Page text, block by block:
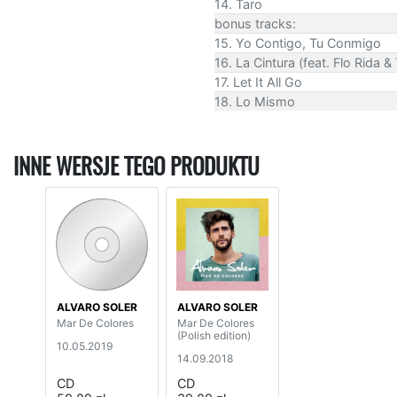
14. Taro
bonus tracks:
15. Yo Contigo, Tu Conmigo
16. La Cintura (feat. Flo Rida &
17. Let It All Go
18. Lo Mismo
INNE WERSJE TEGO PRODUKTU
ALVARO SOLER
Mar De Colores
10.05.2019
CD
ALVARO SOLER
Mar De Colores
(Polish edition)
14.09.2018
CD